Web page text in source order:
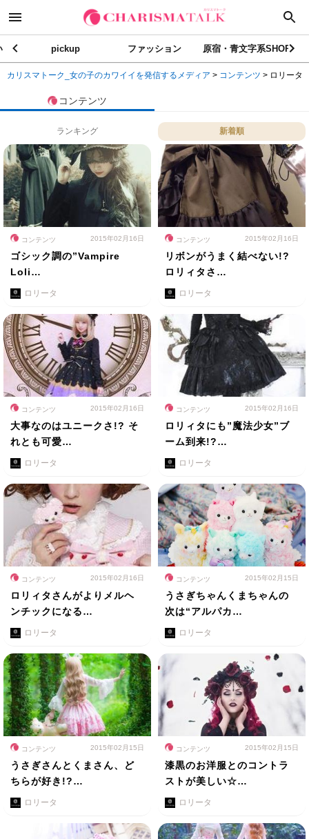
pickup ファッション 原宿・青文字系SHOP
カリスマトーク_女の子のカワイイを発信するメディア > コンテンツ > ロリータ
コンテンツ
ランキング 新着順
コンテンツ 2015年02月16日
ゴシック調の”Vampire
Loli…
ロリータ
コンテンツ 2015年02月16日
リボンがうまく結べない!?
ロリィタさ…
ロリータ
コンテンツ 2015年02月16日
大事なのはユニークさ!? そ
れとも可愛…
ロリータ
コンテンツ 2015年02月16日
ロリィタにも”魔法少女”ブ
ーム到来!?…
ロリータ
コンテンツ 2015年02月16日
ロリィタさんがよりメルヘ
ンチックになる…
ロリータ
コンテンツ 2015年02月15日
うさぎちゃんくまちゃんの
次は“アルパカ…
ロリータ
コンテンツ 2015年02月15日
うさぎさんとくまさん、ど
ちらが好き!?…
ロリータ
コンテンツ 2015年02月15日
漆黒のお洋服とのコントラ
ストが美しい☆…
ロリータ